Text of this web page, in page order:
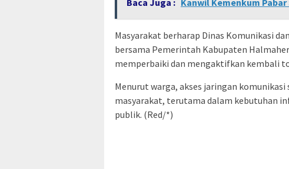
Masyarakat berharap Dinas Komunikasi
bersama Pemerintah Kabupaten
memperbaiki dan mengaktifkan kembali
Menurut warga, akses jaringan
masyarakat, terutama dalam kebutuhan
publik. (Red/*)